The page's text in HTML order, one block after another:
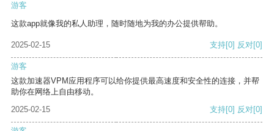
游客
这款app就像我的私人助理，随时随地为我的办公提供帮助。
2025-02-15 支持[0] 反对[0]
游客
这款加速器VPM应用程序可以给你提供最高速度和安全性的连接，并帮
助你在网络上自由移动。
2025-02-15
支持[0] 反对[0]